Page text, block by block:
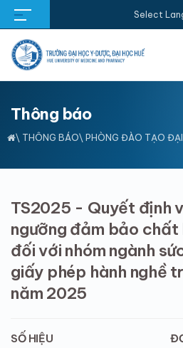
Select
Thông báo
\ THÔNG BÁO\ PHÒNG ĐÀO TẠO
TS2025 - Quyết định
ngưỡng đảm bảo
đối với nhóm ngành
giấy phép hành nghề
năm 2025
SỐ HIỆU